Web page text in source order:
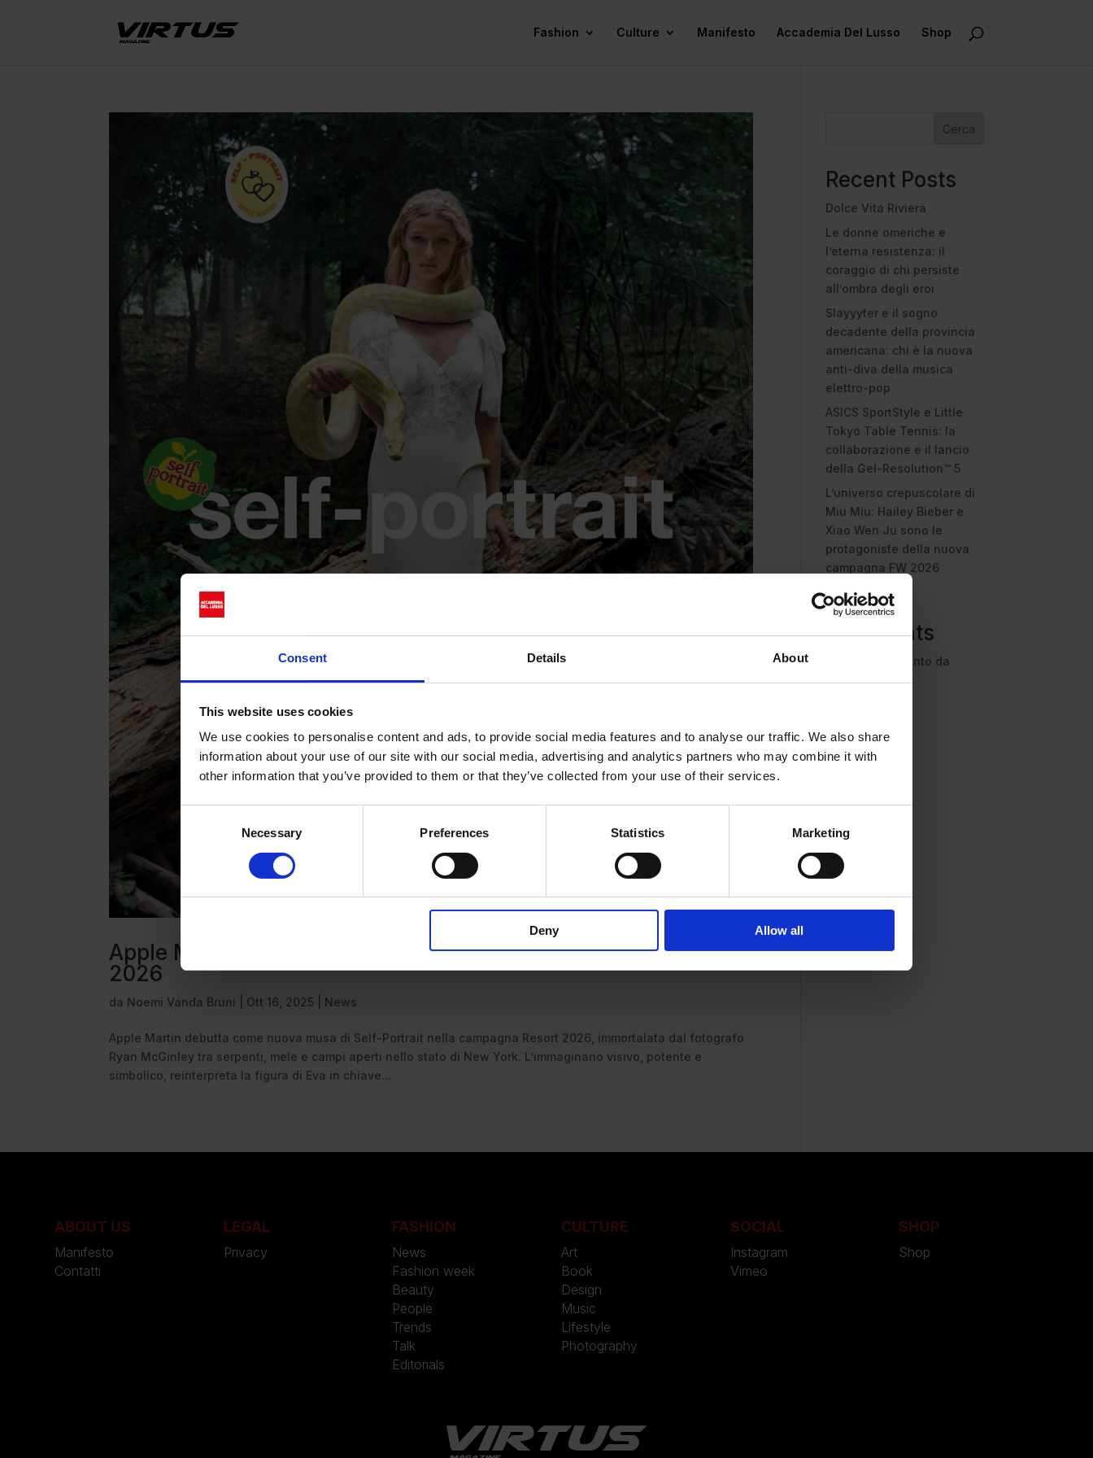
Consent Details About
This website uses cookies
We use cookies to personalise content and ads, to provide social media features and to analyse our traffic. We also share
information about your use of our site with our social media, advertising and analytics partners who may combine it with
other information that you’ve provided to them or that they’ve collected from your use of their services.
Necessary Preferences Statistics Marketing
Deny Allow all
Fashion Culture Manifesto Accademia Del Lusso Shop
Apple Martin incarna una Eva moderna per Self-Portrait Resort
2026
da Noemi Vanda Bruni Ott 16, 2025 News
Apple Martin debutta come nuova musa di Self-Portrait nella campagna Resort 2026, immortalata dal fotografo
Ryan McGinley tra serpenti, mele e campi aperti nello stato di New York. L’immaginario visivo, potente e
simbolico, reinterpreta la figura di Eva in chiave...
Cerca
Recent Posts
Dolce Vita Riviera
Le donne omeriche e
l’eterna resistenza: il
coraggio di chi persiste
all’ombra degli eroi
Slayyyter e il sogno
decadente della provincia
americana: chi è la nuova
anti-diva della musica
elettro-pop
ASICS SportStyle e Little
Tokyo Table Tennis: la
collaborazione e il lancio
della Gel-Resolution™ 5
L’universo crepuscolare di
Miu Miu: Hailey Bieber e
Xiao Wen Ju sono le
protagoniste della nuova
campagna FW 2026
Recent
Comments
Nessun commento da
mostrare.
ABOUT US
Manifesto
Contatti
LEGAL
Privacy
FASHION
News
Fashion week
Beauty
People
Trends
Talk
Editorials
CULTURE
Art
Book
Design
Music
Lifestyle
Photography
SOCIAL
Instagram
Vimeo
SHOP
Shop